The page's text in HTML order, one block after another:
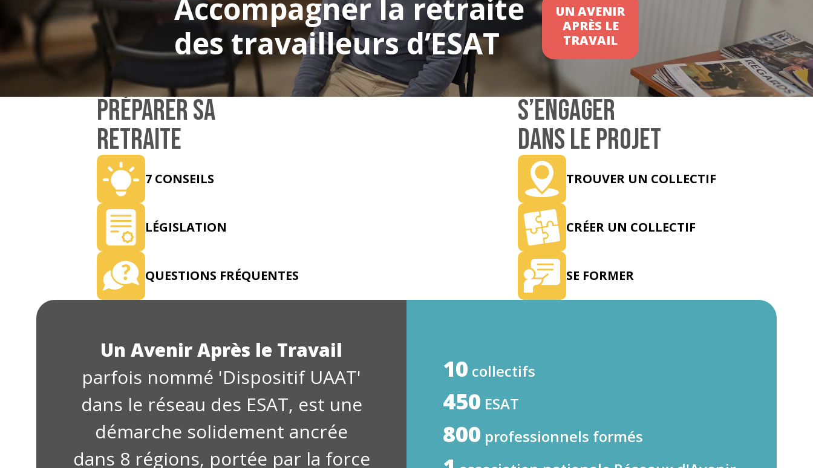
Accompagner la retraite
des travailleurs d’ESAT
UN AVENIR
APRÈS LE
TRAVAIL
PRÉPARER SA
RETRAITE
7 CONSEILS
LÉGISLATION
QUESTIONS FRÉQUENTES
S’ENGAGER
DANS LE PROJET
TROUVER UN COLLECTIF
CRÉER UN COLLECTIF
SE FORMER
Un Avenir Après le Travail
parfois nommé 'Dispositif UAAT'
dans le réseau des ESAT, est une
démarche solidement ancrée
dans 8 régions, portée par la force
10 collectifs
450 ESAT
800 professionnels formés